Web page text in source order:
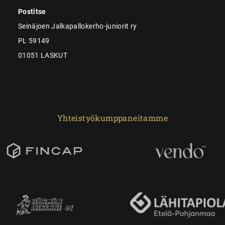
Postitse
Seinäjoen Jalkapallokerho-juniorit ry
PL 59149
01051 LASKUT
Yhteistyökumppaneitamme